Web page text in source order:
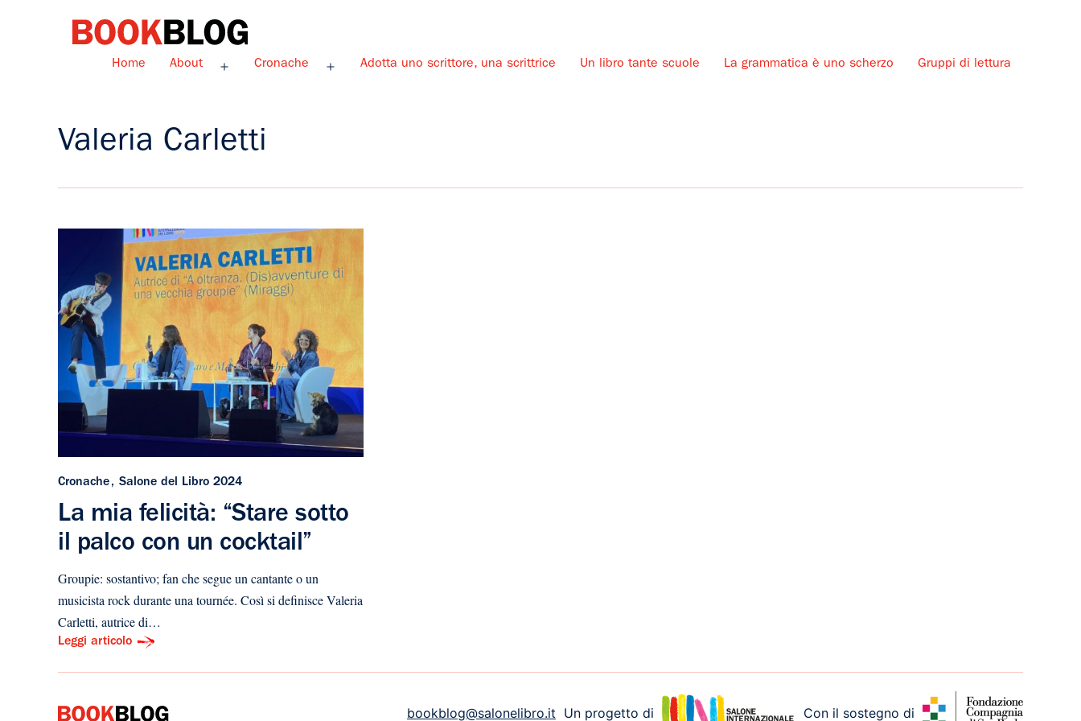
Home About
Apri
Cronache
Apri
Adotta uno scrittore, una scrittrice Un libro tante scuole La grammatica è uno scherzo Gruppi di lettura
Valeria Carletti
Cronache Salone del Libro 2024
La mia felicità: “Stare sotto
il palco con un cocktail”
Groupie: sostantivo; fan che segue un cantante o un
musicista rock durante una tournée. Così si definisce Valeria
Carletti, autrice di…
Leggi articolo
bookblog@salonelibro.it Un progetto di Con il sostegno di